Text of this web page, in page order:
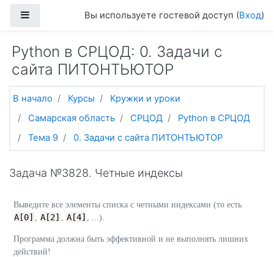
Боковая панельВы используете гостевой доступ (Вход)
Python в СРЦОД: 0. Задачи с
сайта ПИТОНТЬЮТОР
В начало Курсы
Кружки и уроки
Самарская область
СРЦОД
Python в СРЦОД
Тема 9
0. Задачи с сайта ПИТОНТЬЮТОР
Задача №3828. Четные индексы
Выведите все элементы списка с четными индексами (то есть
A[0] A[2] A[4] , ...).
Программа должна быть эффективной и не выполнять лишних
действий!